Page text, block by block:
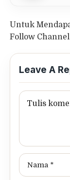
Untuk
Follow
Leave A